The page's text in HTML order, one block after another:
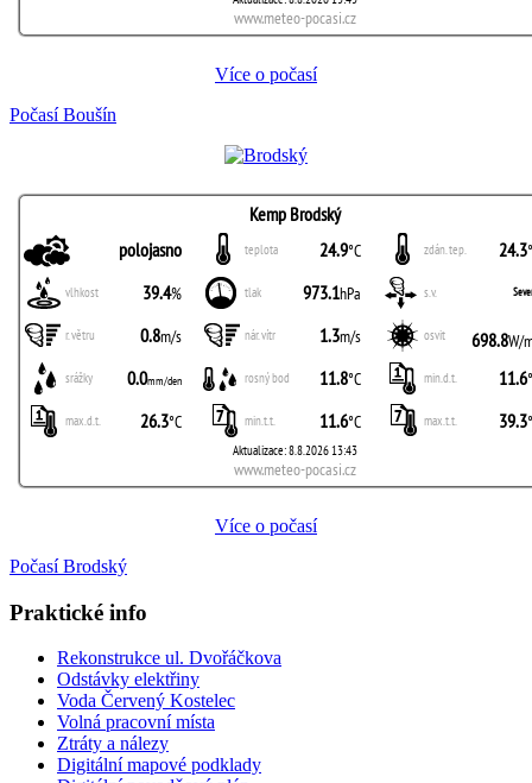
Více o počasí
Počasí Boušín
Více o počasí
Počasí Brodský
Praktické info
Rekonstrukce ul. Dvořáčkova
Odstávky elektřiny
Voda Červený Kostelec
Volná pracovní místa
Ztráty a nálezy
Digitální mapové podklady